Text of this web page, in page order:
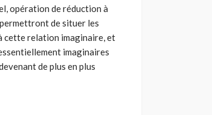
opération de réduction à
de situer les
cette relation imaginaire, et
imaginaires
de plus en plus